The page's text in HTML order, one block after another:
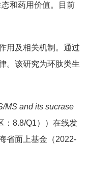
和药用价值。目前
用及相关机制。通过
。该研究为环肽类生
MS and its sucrase
：8.8/Q1））在线发
省面上基金（2022-